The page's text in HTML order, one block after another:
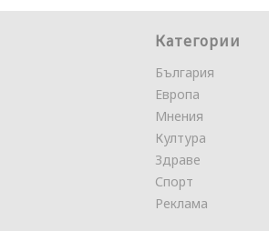
Категории
България
Европа
Мнения
Култура
Здраве
Спорт
Реклама